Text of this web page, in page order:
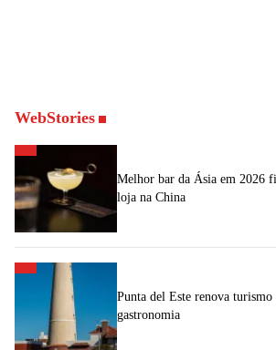
WebStories
Melhor bar da Ásia em 2026
loja na China
Punta del Este renova
gastronomia